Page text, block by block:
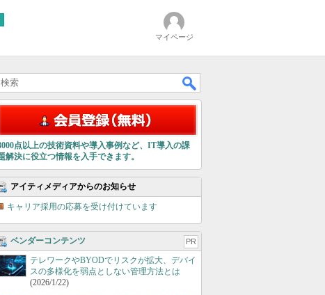
マイページ
点以上の技術資料や導入事例など、IT導入の課
解決に役立つ情報を入手できます。
アイティメディアからのお知らせ
キャリア採用の応募を受け付けています
ベンダーコンテンツ PR
テレワークやBYODでリスクが拡大、デバイ
スの多様化を弱点としない管理方法とは
(2026/1/22)